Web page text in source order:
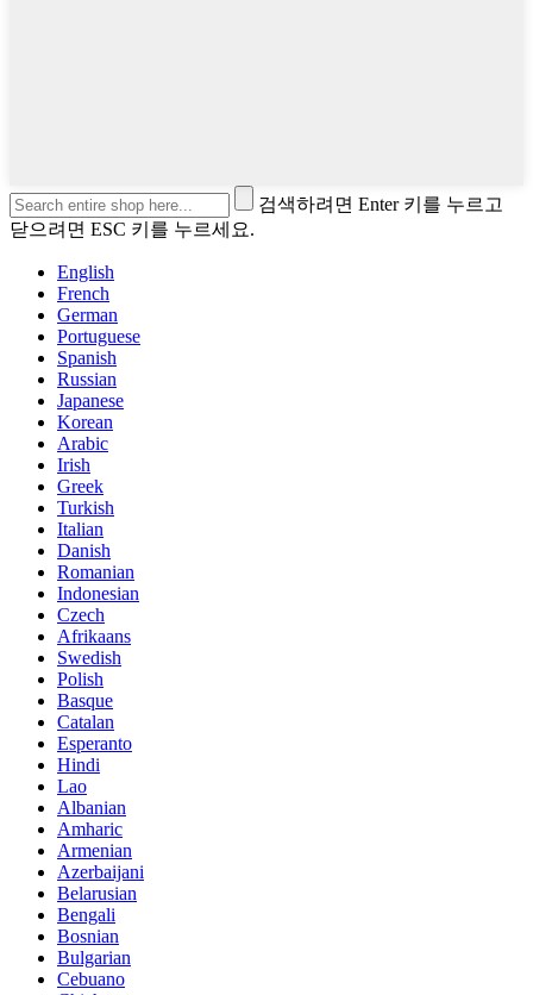
검색하려면 Enter 키를 누르고
닫으려면 ESC 키를 누르세요.
English
French
German
Portuguese
Spanish
Russian
Japanese
Korean
Arabic
Irish
Greek
Turkish
Italian
Danish
Romanian
Indonesian
Czech
Afrikaans
Swedish
Polish
Basque
Catalan
Esperanto
Hindi
Lao
Albanian
Amharic
Armenian
Azerbaijani
Belarusian
Bengali
Bosnian
Bulgarian
Cebuano